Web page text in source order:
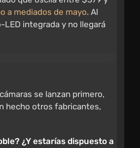
a mediados de mayo. Al
integrada y no llegará
se lanzan primero,
hecho otros fabricantes,
¿Y estarías dispuesto a